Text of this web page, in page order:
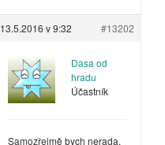
13.5.2016 v 9:32 #13202
Dasa od
hradu
Účastník
Samozřejmě bych nerada,